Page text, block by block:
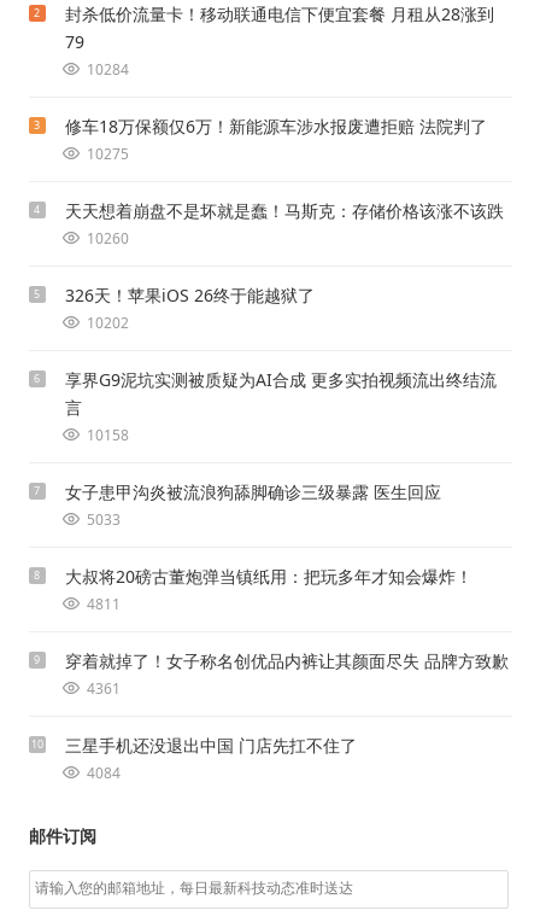
2
封杀低价流量卡！移动联通电信下便宜套餐 月租从28涨到
79
10284
3 修车18万保额仅6万！新能源车涉水报废遭拒赔 法院判了
10275
4 天天想着崩盘不是坏就是蠢！马斯克：存储价格该涨不该跌
10260
5 326天！苹果iOS 26终于能越狱了
10202
6
享界G9泥坑实测被质疑为AI合成 更多实拍视频流出终结流
言
10158
7 女子患甲沟炎被流浪狗舔脚确诊三级暴露 医生回应
5033
8 大叔将20磅古董炮弹当镇纸用：把玩多年才知会爆炸！
4811
9 穿着就掉了！女子称名创优品内裤让其颜面尽失 品牌方致歉
4361
10 三星手机还没退出中国 门店先扛不住了
4084
邮件订阅